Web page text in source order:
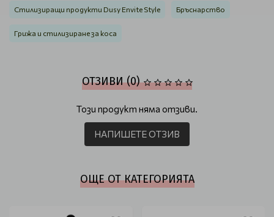
Стилизиращи продукти Dusy Envite Style Бръснарство
Грижа и стилизиране за коса
ОТЗИВИ (0)
Този продукт няма отзиви.
НАПИШЕТЕ ОТЗИВ
ОЩЕ ОТ КАТЕГОРИЯТА